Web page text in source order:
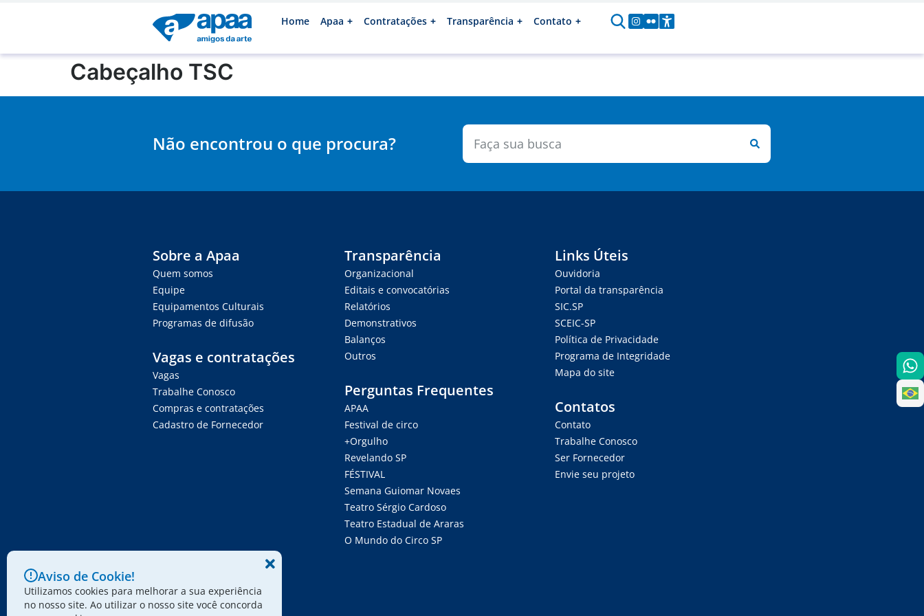
Home Apaa Contratações Transparência Contato
Cabeçalho TSC
Não encontrou o que procura?
Sobre a Apaa
Quem somos
Equipe
Equipamentos Culturais
Programas de difusão
Vagas e contratações
Vagas
Trabalhe Conosco
Compras e contratações
Cadastro de Fornecedor
Transparência
Organizacional
Editais e convocatórias
Relatórios
Demonstrativos
Balanços
Outros
Perguntas Frequentes
APAA
Festival de circo
+Orgulho
Revelando SP
FÉSTIVAL
Semana Guiomar Novaes
Teatro Sérgio Cardoso
Teatro Estadual de Araras
O Mundo do Circo SP
Links Úteis
Ouvidoria
Portal da transparência
SIC.SP
SCEIC-SP
Política de Privacidade
Programa de Integridade
Mapa do site
Contatos
Contato
Trabalhe Conosco
Ser Fornecedor
Envie seu projeto
Aviso de Cookie!
Utilizamos cookies para melhorar a sua experiência
no nosso site. Ao utilizar o nosso site você concorda